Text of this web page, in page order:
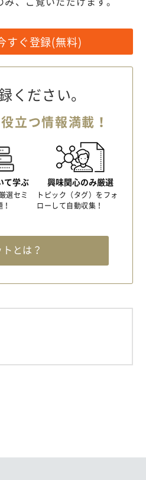
すぐ登録(無料)
ください。
立つ情報満載！
て学ぶ
選セミ
興味関心のみ厳選
トピック（タグ）をフォ
ローして自動収集！
とは？